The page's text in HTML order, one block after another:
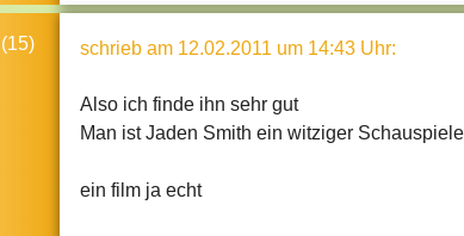
(15) schrieb am 12.02.2011 um 14:43 Uhr:
Also ich finde ihn sehr gut
Man ist Jaden Smith ein witziger
ein film ja echt